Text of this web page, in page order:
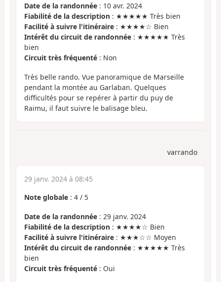
Date de la randonnée : 10 avr. 2024
Fiabilité de la description : ★★★★★ Très bien
Facilité à suivre l'itinéraire : ★★★★☆ Bien
Intérêt du circuit de randonnée : ★★★★★ Très
bien
Circuit très fréquenté : Non
Très belle rando. Vue panoramique de Marseille
pendant la montée au Garlaban. Quelques
difficultés pour se repérer à partir du puy de
Raimu, il faut suivre le balisage bleu.
varrando
29 janv. 2024 à 08:45
Note globale : 4 / 5
Date de la randonnée : 29 janv. 2024
Fiabilité de la description : ★★★★☆ Bien
Facilité à suivre l'itinéraire : ★★★☆☆ Moyen
Intérêt du circuit de randonnée : ★★★★★ Très
bien
Circuit très fréquenté : Oui